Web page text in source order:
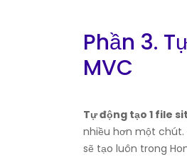
Phần 3.
MVC
Tự động tạo 1 file
nhiều hơn một chút.
sẽ tạo luôn trong